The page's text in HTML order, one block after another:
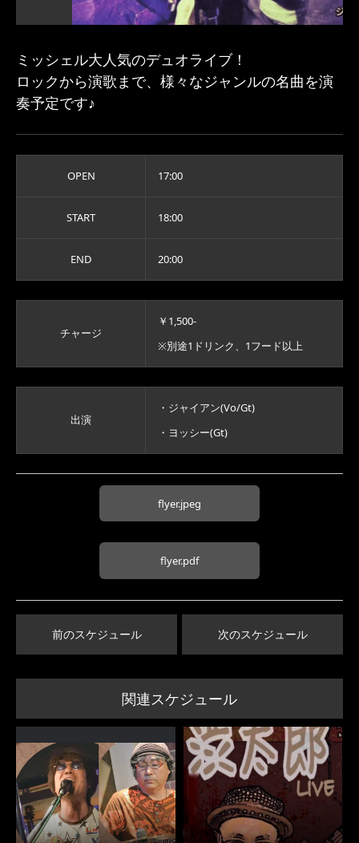
ミッシェル大人気のデュオライブ！
ロックから演歌まで、様々なジャンルの名曲を演
奏予定です♪
OPEN 17:00
START 18:00
END 20:00
チャージ
￥1,500-
※別途1ドリンク、1フード以上
出演
・ジャイアン(Vo/Gt)
・ヨッシー(Gt)
flyer.jpeg
flyer.pdf
前のスケジュール 次のスケジュール
関連スケジュール